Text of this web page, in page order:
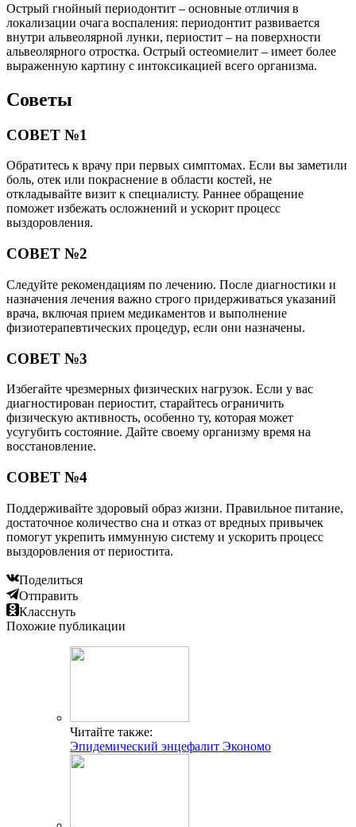
Острый гнойный периодонтит – основные отличия в
локализации очага воспаления: периодонтит развивается
внутри альвеолярной лунки, периостит – на поверхности
альвеолярного отростка. Острый остеомиелит – имеет более
выраженную картину с интоксикацией всего организма.
Советы
СОВЕТ №1
Обратитесь к врачу при первых симптомах. Если вы заметили
боль, отек или покраснение в области костей, не
откладывайте визит к специалисту. Раннее обращение
поможет избежать осложнений и ускорит процесс
выздоровления.
СОВЕТ №2
Следуйте рекомендациям по лечению. После диагностики и
назначения лечения важно строго придерживаться указаний
врача, включая прием медикаментов и выполнение
физиотерапевтических процедур, если они назначены.
СОВЕТ №3
Избегайте чрезмерных физических нагрузок. Если у вас
диагностирован периостит, старайтесь ограничить
физическую активность, особенно ту, которая может
усугубить состояние. Дайте своему организму время на
восстановление.
СОВЕТ №4
Поддерживайте здоровый образ жизни. Правильное питание,
достаточное количество сна и отказ от вредных привычек
помогут укрепить иммунную систему и ускорить процесс
выздоровления от периостита.
Поделиться
Отправить
Класснуть
Похожие публикации
Читайте также:
Эпидемический энцефалит Экономо